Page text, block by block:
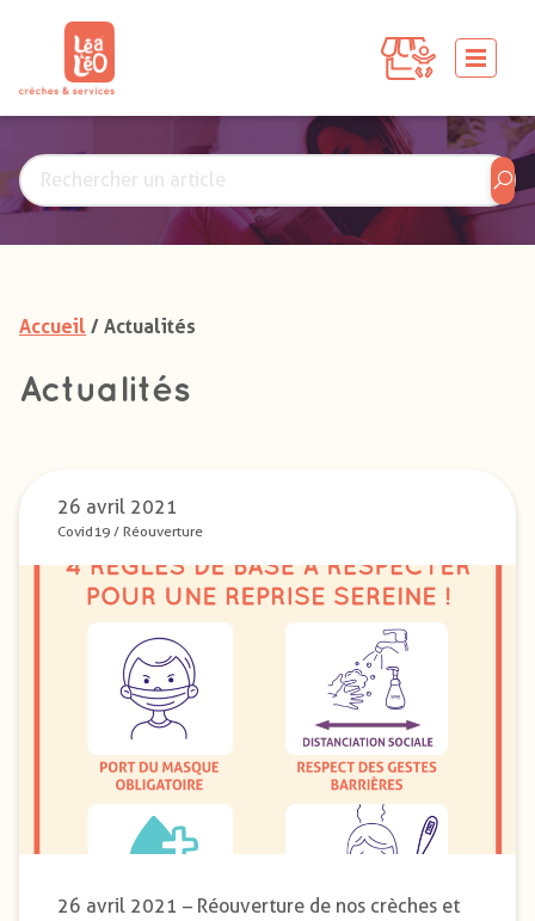
Accueil / Actualités
Actualités
26 avril 2021
Covid19 / Réouverture
26 avril 2021 – Réouverture de nos crèches et